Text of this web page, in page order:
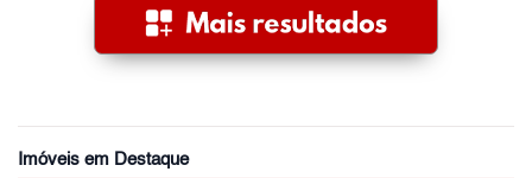
Imóveis em Destaque